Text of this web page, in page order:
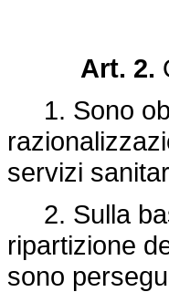
Art. 2.
1. Sono
servizi
2. Sulla
ripartizione
sono